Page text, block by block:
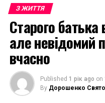
З ЖИТТЯ
Старого
але невідомий
вчасно
Published 1 рік ago on
By Дорошенко